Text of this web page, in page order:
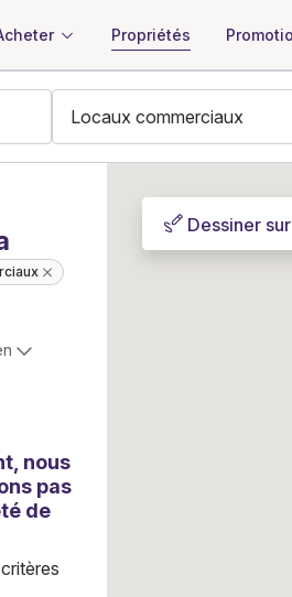
Propriétés
nous
pas
de
Dessiner